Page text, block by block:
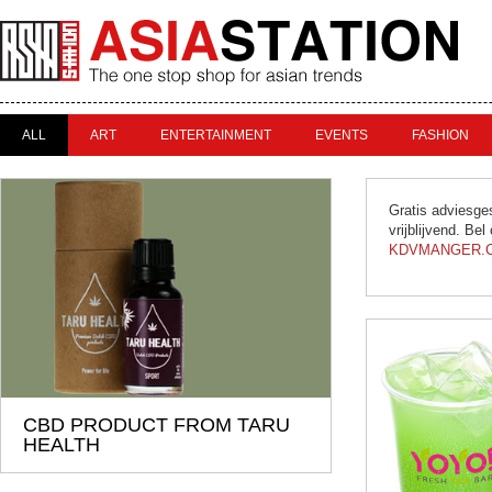
ALL ART ENTERTAINMENT EVENTS FASHION
CBD PRODUCT FROM TARU
HEALTH
Gratis
vrijblijvend. Bel